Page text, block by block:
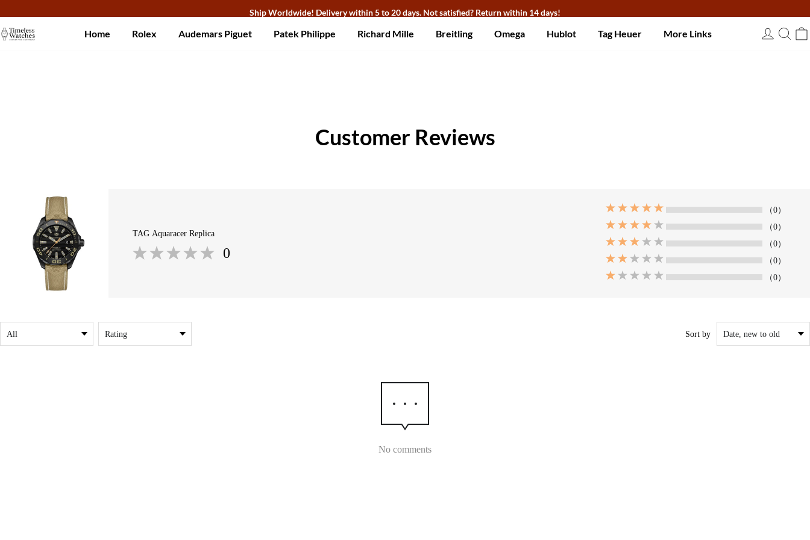
Ship Worldwide! Delivery within 5 to 20 days. Not satisfied? Return within 14 days!
About UsContact Us Customer Reviews USD
Home Rolex Audemars Piguet Patek Philippe Richard Mille Breitling Omega Hublot Tag Heuer More Links
Customer Reviews
TAG Aquaracer Replica
0
（0）
（0）
（0）
（0）
（0）
Sort by
No comments